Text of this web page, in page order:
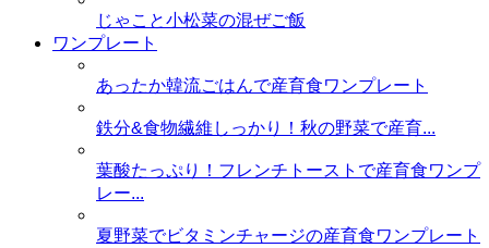
じゃこと小松菜の混ぜご飯
ワンプレート
あったか韓流ごはんで産育食ワンプレート
鉄分&食物繊維しっかり！秋の野菜で産育...
葉酸たっぷり！フレンチトーストで産育食ワンプ
レー...
夏野菜でビタミンチャージの産育食ワンプレート